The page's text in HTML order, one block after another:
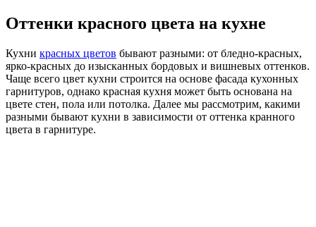
Оттенки красного цвета на кухне
Кухни красных цветов бывают разными: от бледно-красных,
ярко-красных до изысканных бордовых и вишневых оттенков.
Чаще всего цвет кухни строится на основе фасада кухонных
гарнитуров, однако красная кухня может быть основана на
цвете стен, пола или потолка. Далее мы рассмотрим, какими
разными бывают кухни в зависимости от оттенка кранного
цвета в гарнитуре.